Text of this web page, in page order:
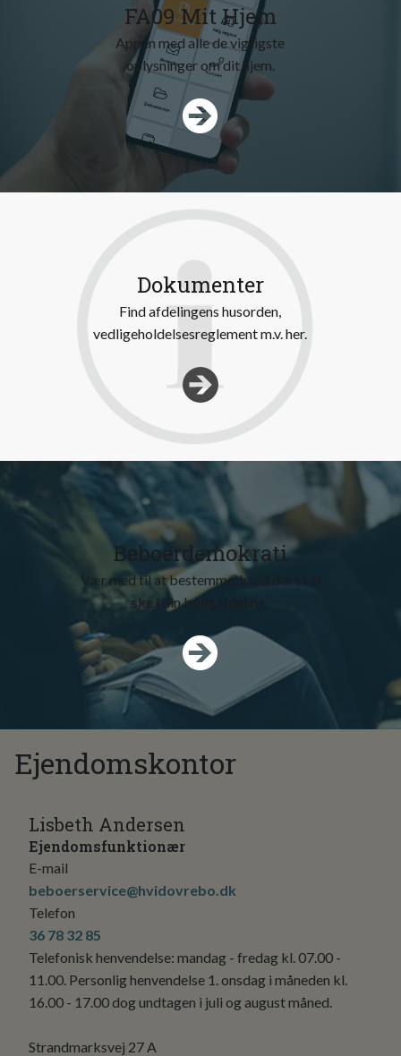
FA09 Mit Hjem
Appen med alle de vigtigste
Dokumenter
Find afdelingens husorden,
vedligeholdelsesreglement m.v. her.
Beboerdemokrati
Vær med til at bestemme, hvad der skal
ske i din boligafdeling.
Ejendomskontor
Lisbeth Andersen
Ejendomsfunktionær
E-mail
beboerservice@hvidovrebo.dk
Telefon
36 78 32 85
Telefonisk henvendelse: mandag - fredag kl. 07.00 -
11.00. Personlig henvendelse 1. onsdag i måneden kl.
16.00 - 17.00 dog undtagen i juli og august måned.
Strandmarksvej 27 A